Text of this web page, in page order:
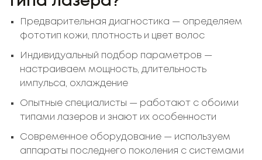
Предварительная диагностика — определяем
фототип кожи, плотность и цвет волос
Индивидуальный подбор параметров —
настраиваем мощность, длительность
импульса, охлаждение
Опытные специалисты — работают с обоими
типами лазеров и знают их особенности
Современное оборудование — используем
аппараты последнего поколения с системами